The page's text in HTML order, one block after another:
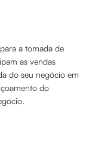
a tomada de
as vendas
do seu negócio em
do